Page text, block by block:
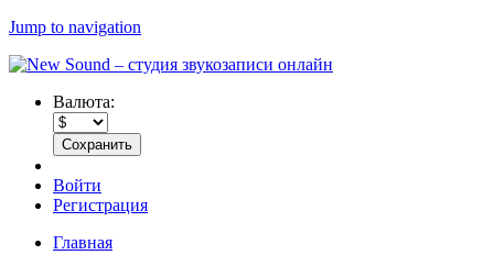
Jump to navigation
Валюта:
Войти
Регистрация
Главная